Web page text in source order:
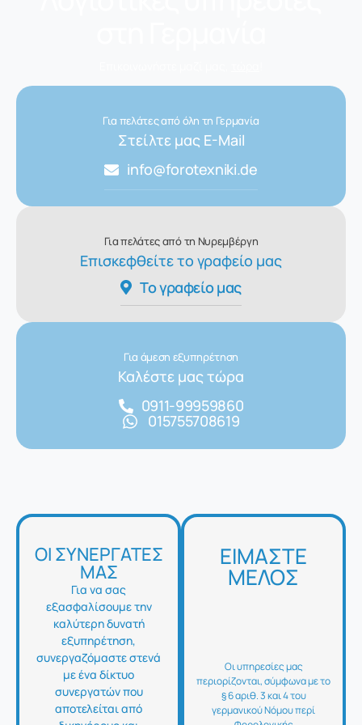
Για πελάτες από όλη τη Γερμανία
Στείλτε μας E-Mail
info@forotexniki.de
Για πελάτες από τη Νυρεμβέργη
Επισκεφθείτε το γραφείο μας
Το γραφείο μας
Για άμεση εξυπηρέτηση
Καλέστε μας τώρα
0911-99959860
015755708619
ΟΙ ΣΥΝΕΡΓΑΤΕΣ
ΜΑΣ
Για να σας
εξασφαλίσουμε την
καλύτερη δυνατή
εξυπηρέτηση,
συνεργαζόμαστε στενά
με ένα δίκτυο
συνεργατών που
αποτελείται από
ΕΙΜΑΣΤΕ
ΜΕΛΟΣ
Οι υπηρεσίες μας
περιορίζονται, σύμφωνα με το
§ 6 αριθ. 3 και 4 του
γερμανικού Νόμου περί